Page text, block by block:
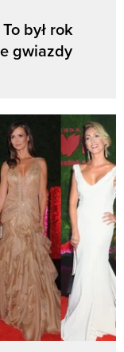
był rok
gwiazdy